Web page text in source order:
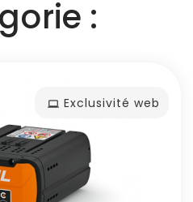
:
Exclusivité web